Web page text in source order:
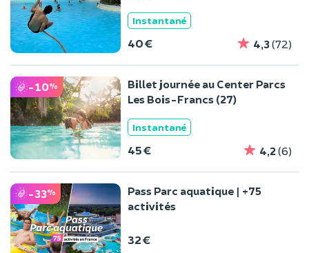
Instantané
40 € 4,3(72)
-10%
Billet journée au Center Parcs
Les Bois-Francs (27)
Instantané
45 € 4,2(6)
-33%
Pass Parc aquatique | +75
activités
32 €